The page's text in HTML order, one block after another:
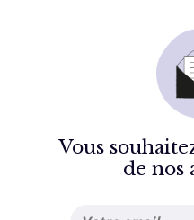
Vous
de nos